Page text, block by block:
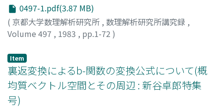
0497-1.pdf(3.87 MB)
( 京都大学数理解析研究所 , 数理解析研究所講究録 ,
Volume 497 , 1983 , pp.1-72 )
シンタニ, タクロウ
Item
裏返変換によるb-関数の変換公式について(概
均質ベクトル空間とその周辺 : 新谷卓郎特集
号)